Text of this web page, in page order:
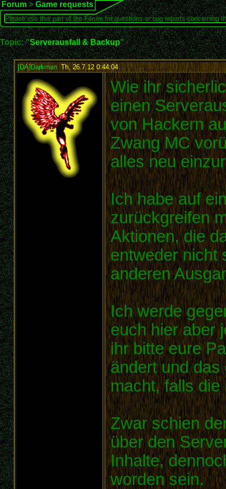
Forum > Game requests
Please use this part of the Forum for questions or bug reports concerning
Topic: "Serverausfall & Backup"
[DA]Darkman, Th, 26.7.12 0:44:04:
Wie ihr
einen
von Hackern
Zwang MC
alles neu
Ich habe auf
zurückgreifen
Aktionen, die
entweder nicht
anderen
Ich werde
euch hier aber
ihr bitte eure
ändert und das
macht, falls
Zwar schien
über den
Inhalte,
worden sein.